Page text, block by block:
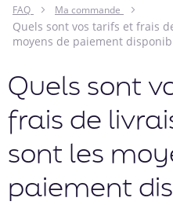
FAQ Ma commande
Quels sont vos tarifs et frais
moyens de paiement
Quels sont
frais de
sont les
paiement